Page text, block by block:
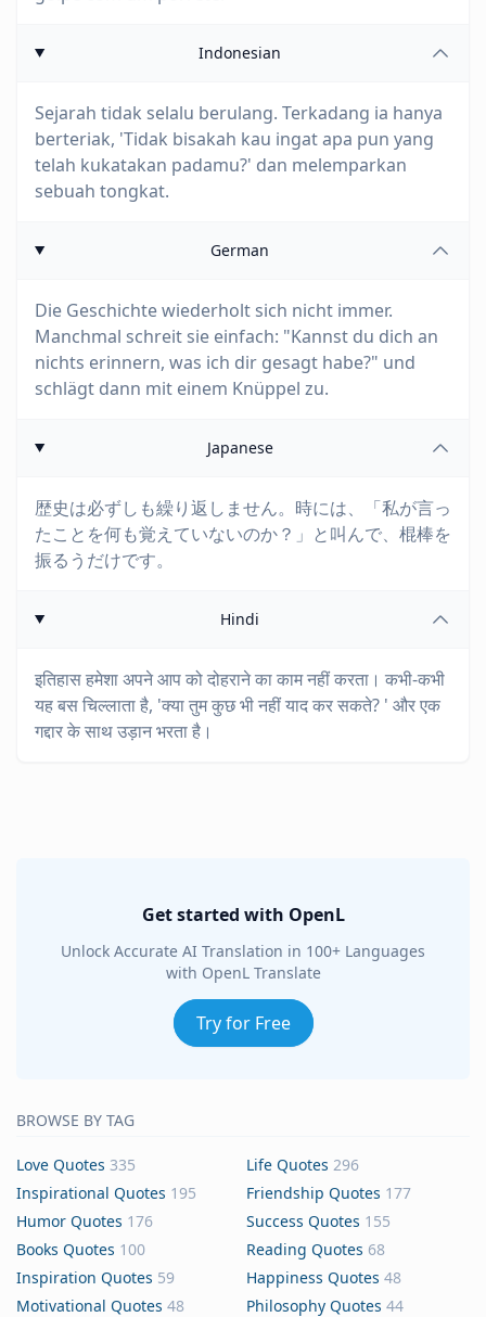
Indonesian
Sejarah tidak selalu berulang. Terkadang ia hanya
berteriak, 'Tidak bisakah kau ingat apa pun yang
telah kukatakan padamu?' dan melemparkan
sebuah tongkat.
German
Die Geschichte wiederholt sich nicht immer.
Manchmal schreit sie einfach: "Kannst du dich an
nichts erinnern, was ich dir gesagt habe?" und
schlägt dann mit einem Knüppel zu.
Japanese
歴史は必ずしも繰り返しません。時には、「私が言っ
たことを何も覚えていないのか？」と叫んで、棍棒を
振るうだけです。
Hindi
इतिहास हमेशा अपने आप को दोहराने का काम नहीं करता। कभी-कभी
यह बस चिल्लाता है, 'क्या तुम कुछ भी नहीं याद कर सकते? ' और एक
गद्दार के साथ उड़ान भरता है।
Get started with OpenL
Unlock Accurate AI Translation in 100+ Languages
with OpenL Translate
Try for Free
BROWSE BY TAG
Love Quotes 335 Life Quotes 296
Inspirational Quotes 195 Friendship Quotes 177
Humor Quotes 176 Success Quotes 155
Books Quotes 100 Reading Quotes 68
Inspiration Quotes 59 Happiness Quotes 48
Motivational Quotes 48 Philosophy Quotes 44